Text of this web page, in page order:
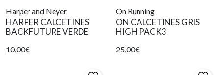
Harper and Neyer
HARPER CALCETINES
BACKFUTURE VERDE
10,00€
On Running
ON CALCETINES GRIS
HIGH PACK3
25,00€